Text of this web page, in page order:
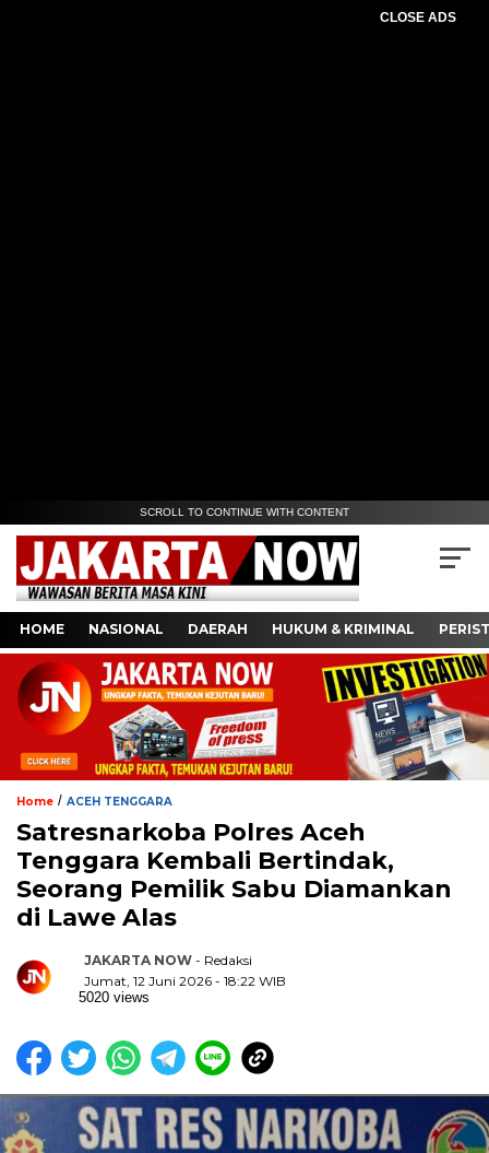
CLOSE ADS
SCROLL TO CONTINUE WITH CONTENT
HOME NASIONAL DAERAH HUKUM & KRIMINAL
Home / ACEH TENGGARA
Satresnarkoba Polres Aceh
Tenggara Kembali Bertindak,
Seorang Pemilik Sabu Diamankan
di Lawe Alas
JAKARTA NOW - Redaksi
Jumat, 12 Juni 2026 - 18:22 WIB
5020 views